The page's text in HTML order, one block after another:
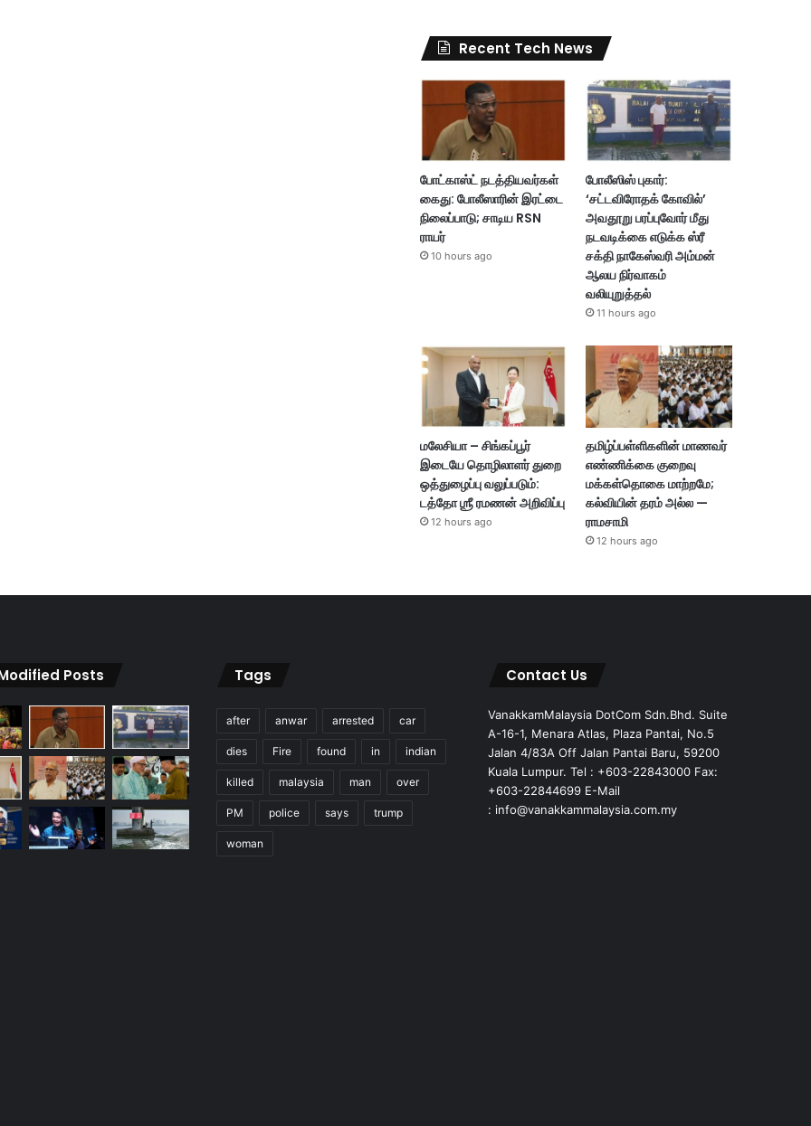
Recent Tech News
போட்காஸ்ட் நடத்தியவர்கள்
கைது: போலீஸாரின் இரட்டை
நிலைப்பாடு; சாடிய RSN
ராயர்
10 hours ago
போலீஸிஸ் புகார்:
‘சட்டவிரோதக் கோவில்’
அவதூறு பரப்புவோர் மீது
நடவடிக்கை எடுக்க ஸ்ரீ
சக்தி நாகேஸ்வரி அம்மன்
ஆலய நிர்வாகம்
வலியுறுத்தல்
11 hours ago
மலேசியா – சிங்கப்பூர்
இடையே தொழிலாளர் துறை
ஒத்துழைப்பு வலுப்படும்:
டத்தோ ஶ்ரீ ரமணன் அறிவிப்பு
12 hours ago
தமிழ்ப்பள்ளிகளின் மாணவர்
எண்ணிக்கை குறைவு
மக்கள்தொகை மாற்றமே;
கல்வியின் தரம் அல்ல —
ராமசாமி
12 hours ago
Posts Tags
after anwar arrested car
dies Fire found in indian
killed malaysia man over
PM police says trump
woman
Contact Us
VanakkamMalaysia DotCom Sdn.Bhd. Suite
A-16-1, Menara Atlas, Plaza Pantai, No.5
Jalan 4/83A Off Jalan Pantai Baru, 59200
Kuala Lumpur. Tel : +603-22843000 Fax:
+603-22844699 E-Mail
: info@vanakkammalaysia.com.my